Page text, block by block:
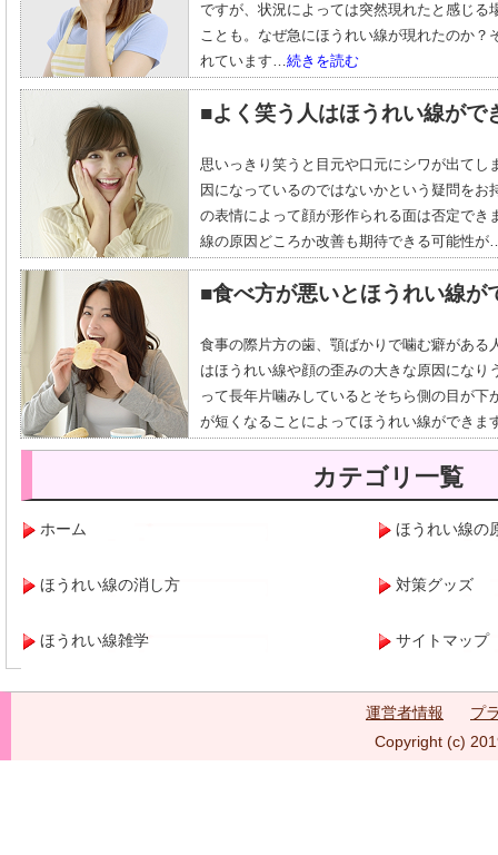
ですが、状況によっては突然現れたと感じる
ことも。なぜ急にほうれい線が現れたのか？
れています…続きを読む
■よく笑う人はほうれい線がで
思いっきり笑うと目元や口元にシワが出てし
因になっているのではないかという疑問を
の表情によって顔が形作られる面は否定でき
線の原因どころか改善も期待できる可能性が
■食べ方が悪いとほうれい線が
食事の際片方の歯、顎ばかりで噛む癖がある
はほうれい線や顔の歪みの大きな原因になり
って長年片噛みしているとそちら側の目が
が短くなることによってほうれい線ができま
カテゴリ一覧
ホーム ほうれい線の
ほうれい線の消し方 対策グッズ
ほうれい線雑学 サイトマップ
運営者情報
プ
Copyright (c)